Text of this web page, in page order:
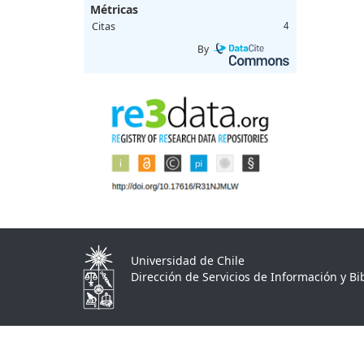
Métricas
Citas 4
By
Universidad de Chile
Dirección de Servicios de Información y